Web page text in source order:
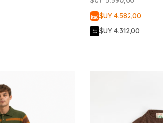
$UY 4.582,00
$UY 4.312,00